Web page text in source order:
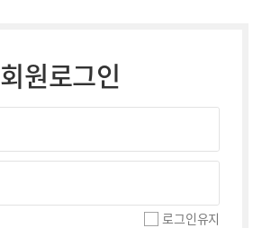
회원로그인
로그인유지